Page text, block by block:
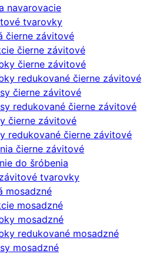
navarovacie
tvarovky
čierne závitové
čierne závitové
čierne závitové
redukované čierne závitové
čierne závitové
redukované čierne závitové
čierne závitové
redukované čierne závitové
čierne závitové
do šróbenia
tvarovky
mosadzné
mosadzné
mosadzné
redukované mosadzné
mosadzné